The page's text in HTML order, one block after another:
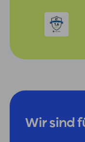
Wir sind